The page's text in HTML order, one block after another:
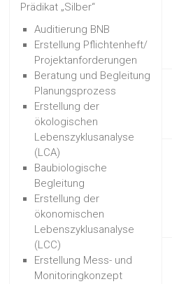
Prädikat „Silber“
Auditierung BNB
Erstellung Pflichtenheft/
Projektanforderungen
Beratung und Begleitung
Planungsprozess
Erstellung der
ökologischen
Lebenszyklusanalyse
(LCA)
Baubiologische
Begleitung
Erstellung der
ökonomischen
Lebenszyklusanalyse
(LCC)
Erstellung Mess- und
Monitoringkonzept